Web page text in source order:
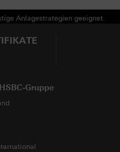
Anlagestrategien geeignet.
Gruppe